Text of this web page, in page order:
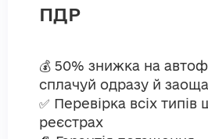
ПДР
💰 50% знижка на
сплачуй одразу й
✅ Перевірка всіх типів
реєстрах